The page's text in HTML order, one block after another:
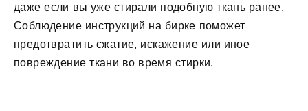
даже если вы уже стирали подобную ткань ранее.
Соблюдение инструкций на бирке поможет
предотвратить сжатие, искажение или иное
повреждение ткани во время стирки.